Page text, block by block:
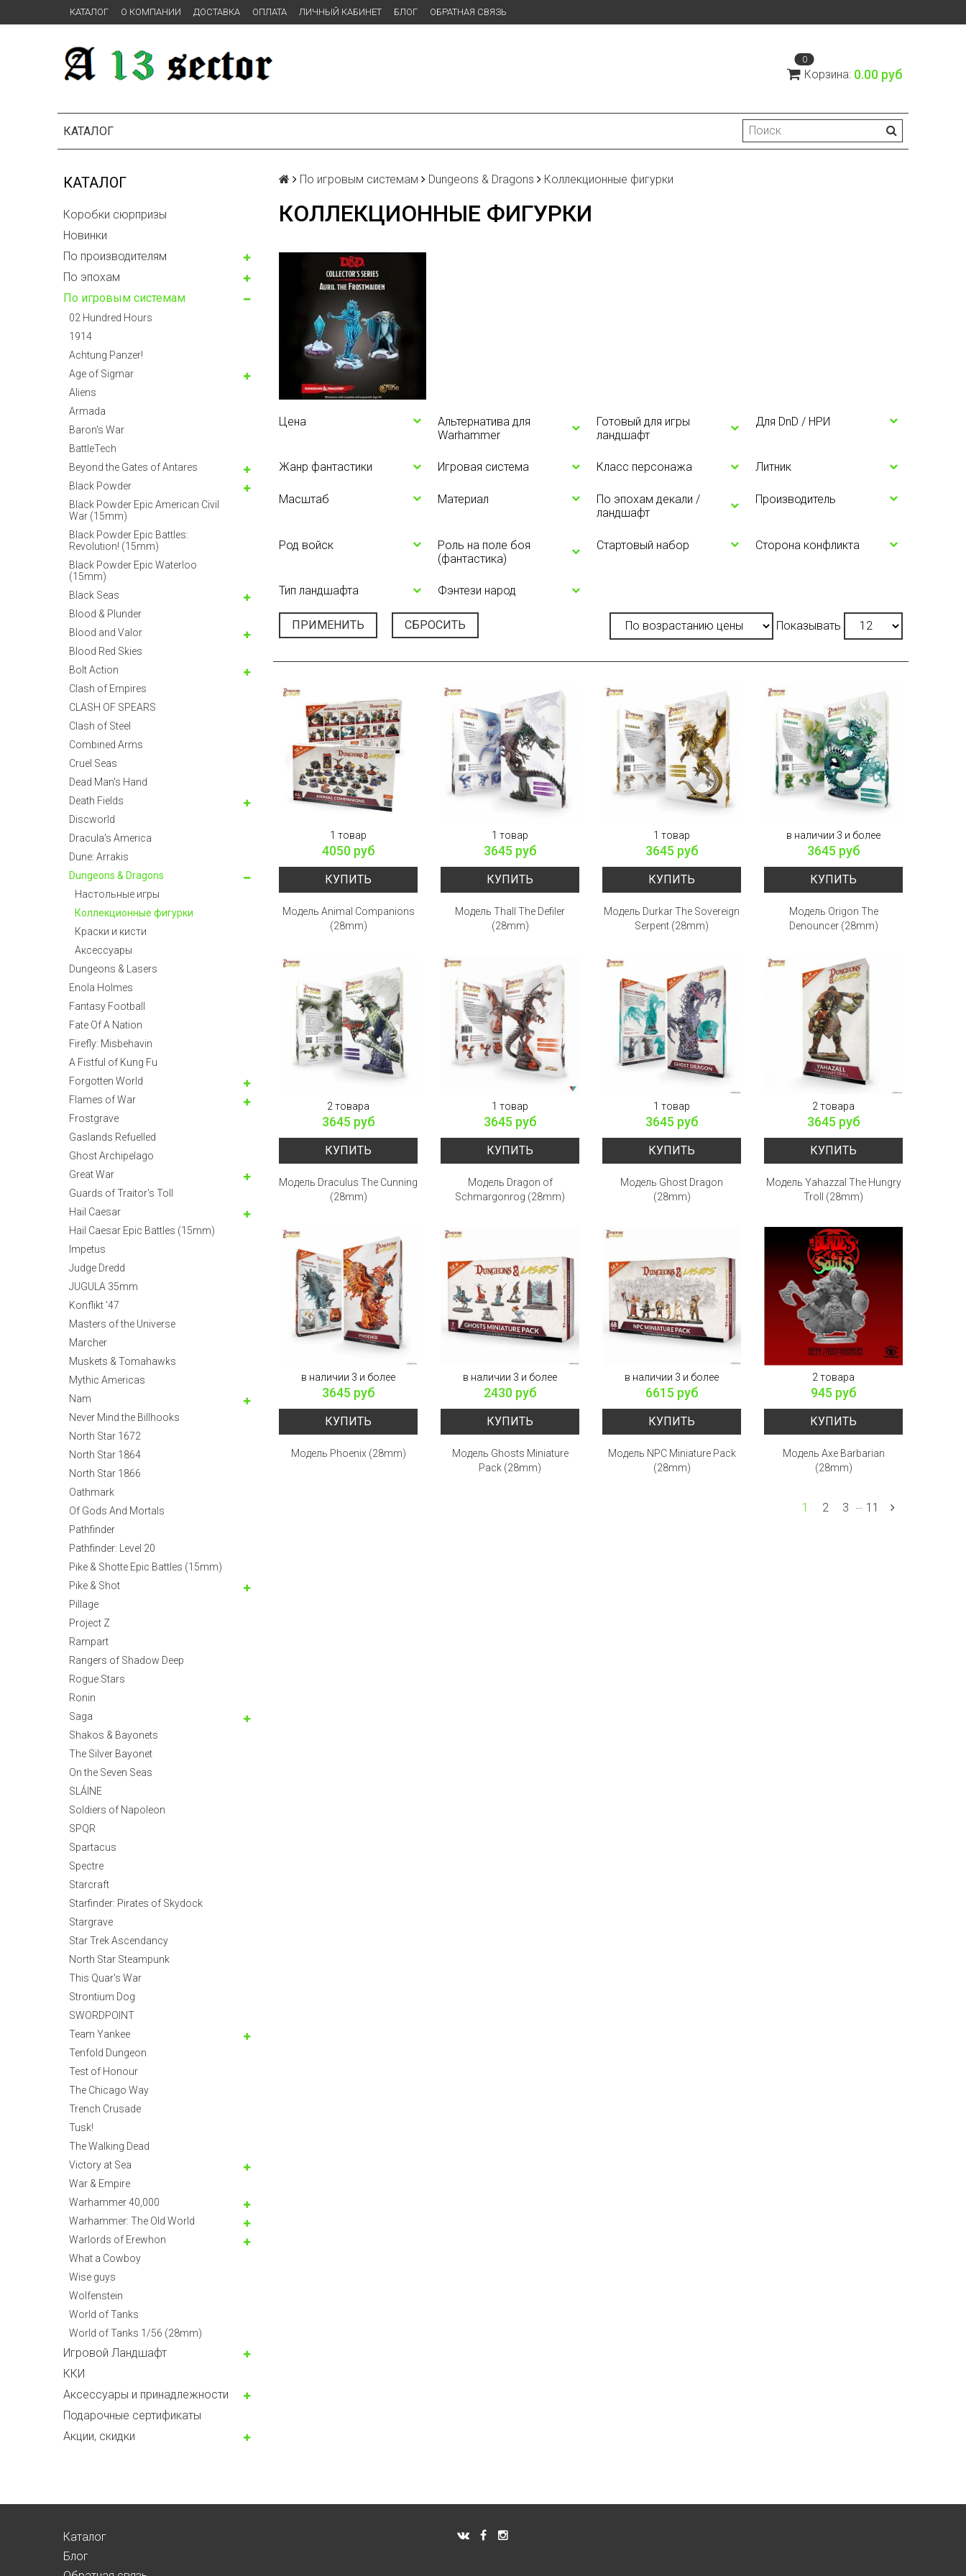
КАТАЛОГ О КОМПАНИИ ДОСТАВКА ОПЛАТА ЛИЧНЫЙ КАБИНЕТ БЛОГ ОБРАТНАЯ СВЯЗЬ
0
Корзина: 0.00 руб
КАТАЛОГ
КАТАЛОГ
Коробки сюрпризы
Новинки
По производителям
По эпохам
По игровым системам
02 Hundred Hours
1914
Achtung Panzer!
Age of Sigmar
Aliens
Armada
Baron's War
BattleTech
Beyond the Gates of Antares
Black Powder
Black Powder Epic American Civil
War (15mm)
Black Powder Epic Battles:
Revolution! (15mm)
Black Powder Epic Waterloo
(15mm)
Black Seas
Blood & Plunder
Blood and Valor
Blood Red Skies
Bolt Action
Clash of Empires
CLASH OF SPEARS
Clash of Steel
Combined Arms
Cruel Seas
Dead Man's Hand
Death Fields
Discworld
Dracula's America
Dune: Arrakis
Dungeons & Dragons
Настольные игры
Коллекционные фигурки
Краски и кисти
Аксессуары
Dungeons & Lasers
Enola Holmes
Fantasy Football
Fate Of A Nation
Firefly: Misbehavin
A Fistful of Kung Fu
Forgotten World
Flames of War
Frostgrave
Gaslands Refuelled
Ghost Archipelago
Great War
Guards of Traitor's Toll
Hail Caesar
Hail Caesar Epic Battles (15mm)
Impetus
Judge Dredd
JUGULA 35mm
Konflikt '47
Masters of the Universe
Marcher
Muskets & Tomahawks
Mythic Americas
Nam
Never Mind the Billhooks
North Star 1672
North Star 1864
North Star 1866
Oathmark
Of Gods And Mortals
Pathfinder
Pathfinder: Level 20
Pike & Shotte Epic Battles (15mm)
Pike & Shot
Pillage
Project Z
Rampart
Rangers of Shadow Deep
Rogue Stars
Ronin
Saga
Shakos & Bayonets
The Silver Bayonet
On the Seven Seas
SLÁINE
Soldiers of Napoleon
SPQR
Spartacus
Spectre
Starcraft
Starfinder: Pirates of Skydock
Stargrave
Star Trek Ascendancy
North Star Steampunk
This Quar's War
Strontium Dog
SWORDPOINT
Team Yankee
Tenfold Dungeon
Test of Honour
The Chicago Way
Trench Crusade
Tusk!
The Walking Dead
Victory at Sea
War & Empire
Warhammer 40,000
Warhammer: The Old World
Warlords of Erewhon
What a Cowboy
Wise guys
Wolfenstein
World of Tanks
World of Tanks 1/56 (28mm)
Игровой Ландшафт
ККИ
Аксессуары и принадлежности
Подарочные сертификаты
Акции, скидки
По игровым системам Dungeons & Dragons Коллекционные фигурки
КОЛЛЕКЦИОННЫЕ ФИГУРКИ
Цена
Альтернатива для
Warhammer
Готовый для игры
ландшафт
Для DnD / НРИ
Жанр фантастики Игровая система Класс персонажа Литник
Масштаб Материал
По эпохам декали /
ландшафт
Производитель
Род войск
Роль на поле боя
(фантастика)
Стартовый набор Сторона конфликта
Тип ландшафта Фэнтези народ
ПРИМЕНИТЬ СБРОСИТЬ Показывать
1 товар
4050 руб
КУПИТЬ
Модель Animal Companions
(28mm)
1 товар
3645 руб
КУПИТЬ
Модель Thall The Defiler
(28mm)
1 товар
3645 руб
КУПИТЬ
Модель Durkar The Sovereign
Serpent (28mm)
в наличии 3 и более
3645 руб
КУПИТЬ
Модель Origon The
Denouncer (28mm)
2 товара
3645 руб
КУПИТЬ
Модель Draculus The Cunning
(28mm)
1 товар
3645 руб
КУПИТЬ
Модель Dragon of
Schmargonrog (28mm)
1 товар
3645 руб
КУПИТЬ
Модель Ghost Dragon
(28mm)
2 товара
3645 руб
КУПИТЬ
Модель Yahazzal The Hungry
Troll (28mm)
в наличии 3 и более
3645 руб
КУПИТЬ
Модель Phoenix (28mm)
в наличии 3 и более
2430 руб
КУПИТЬ
Модель Ghosts Miniature
Pack (28mm)
в наличии 3 и более
6615 руб
КУПИТЬ
Модель NPC Miniature Pack
(28mm)
2 товара
945 руб
КУПИТЬ
Модель Axe Barbarian
(28mm)
1 2 3 … 11
Каталог
Блог